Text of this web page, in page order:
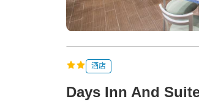
酒店
Days Inn And